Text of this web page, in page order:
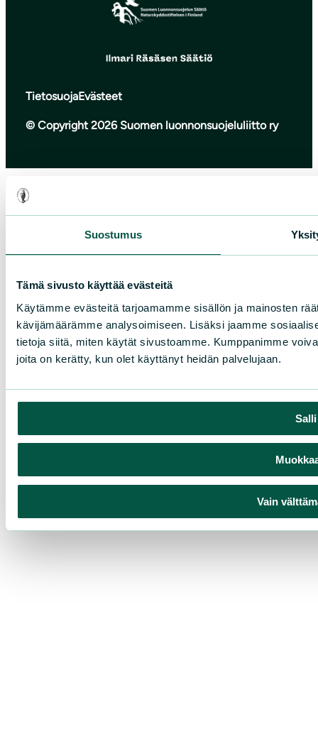
Suostumus
Tämä sivusto käyttää evästeitä
Käytämme evästeitä tarjoamamme sisällön ja mainosten
kävijämäärämme analysoimiseen. Lisäksi jaamme
tietoja siitä, miten käytät sivustoamme. Kumppanimme
joita on kerätty, kun olet käyttänyt heidän palvelujaan.
Vain
TietosuojaEvästeet
© Copyright 2026 Suomen luonnonsuojeluliitto ry